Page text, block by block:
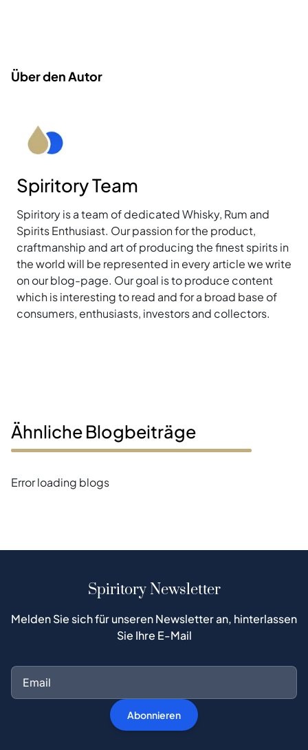
Über den Autor
Spiritory Team
Spiritory is a team of dedicated Whisky, Rum and
Spirits Enthusiast. Our passion for the product,
craftmanship and art of producing the finest spirits in
the world will be represented in every article we write
on our blog-page. Our goal is to produce content
which is interesting to read and for a broad base of
consumers, enthusiasts, investors and collectors.
Ähnliche Blogbeiträge
Error loading blogs
Spiritory Newsletter
Melden Sie sich für unseren Newsletter an, hinterlassen
Sie Ihre E-Mail
Abonnieren